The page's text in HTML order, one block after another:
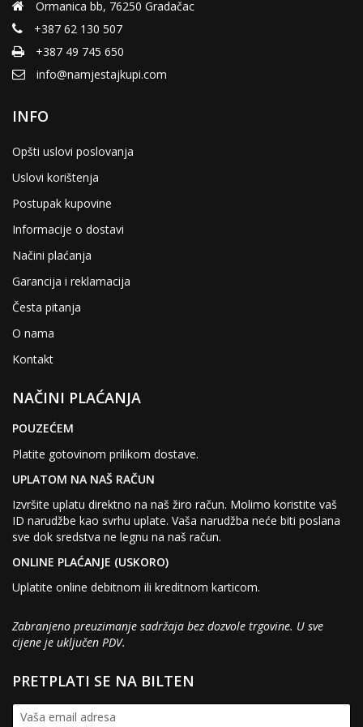
Ormanica bb, 76250 Gradačac
+387 62 130 507
+387 49 745 650
info@namjestajkupi.com
INFO
Opšti uslovi poslovanja
Uslovi korištenja
Postupak kupovine
Informacije o dostavi
Načini plaćanja
Garancija i reklamacija
Česta pitanja
O nama
Kontakt
NAČINI PLAĆANJA
POUZEĆEM
Platite gotovinom prilikom dostave.
UPLATOM NA NAŠ RAČUN
Izvršite uplatu direktno na naš žiro račun. Molimo koristite vaš
ID narudžbe kao svrhu uplate. Vaša narudžba neće biti poslana
sve dok sredstva ne legnu na naš račun.
ONLINE PLAĆANJE (USKORO)
Uplatite online debitnom ili kreditnom karticom.
Zabranjeno preuzimanje sadržaja bez dozvole trgovine. U sve
cijene je uključen PDV.
PRETPLATI SE NA BILTEN